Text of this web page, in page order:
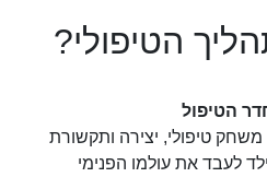
הטיפולי?
הטיפול
טיפולי, יצירה ותקשורת
לעבד את עולמו הפנימי